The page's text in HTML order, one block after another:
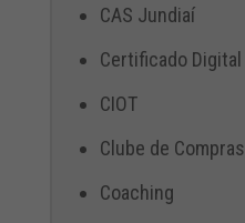
CAS Jundiaí
Certificado Digital
CIOT
Clube de Compras
Coaching